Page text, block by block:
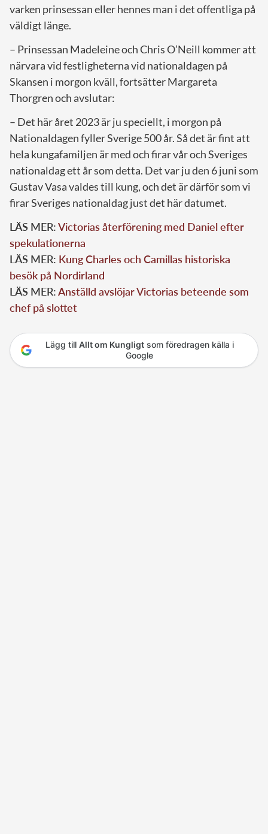
varken prinsessan eller hennes man i det offentliga på
väldigt länge.
– Prinsessan Madeleine och Chris O’Neill kommer att
närvara vid festligheterna vid nationaldagen på
Skansen i morgon kväll, fortsätter Margareta
Thorgren och avslutar:
– Det här året 2023 är ju speciellt, i morgon på
Nationaldagen fyller Sverige 500 år. Så det är fint att
hela kungafamiljen är med och firar vår och Sveriges
nationaldag ett år som detta. Det var ju den 6 juni som
Gustav Vasa valdes till kung, och det är därför som vi
firar Sveriges nationaldag just det här datumet.
LÄS MER:Victorias återförening med Daniel efter
spekulationerna
LÄS MER: Kung Charles och Camillas historiska
besök på Nordirland
LÄS MER:Anställd avslöjar Victorias beteende som
chef på slottet
Lägg till Allt om Kungligtsom föredragen källa i
Google